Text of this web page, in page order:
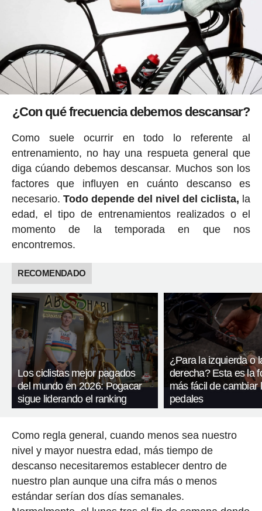
¿Con qué frecuencia debemos descansar?
Como suele ocurrir en todo lo referente al
entrenamiento, no hay una respueta general que
diga cúando debemos descansar. Muchos son los
factores que influyen en cuánto descanso es
necesario. Todo depende del nivel del ciclista, la
edad, el tipo de entrenamientos realizados o el
momento de la temporada en que nos
encontremos.
RECOMENDADO
Los ciclistas mejor pagados
del mundo en 2026: Pogacar
sigue liderando el ranking
¿Para la izquierda o
derecha? Esta es la
más fácil de cambiar
pedales
Como regla general, cuando menos sea nuestro
nivel y mayor nuestra edad, más tiempo de
descanso necesitaremos establecer dentro de
nuestro plan aunque una cifra más o menos
estándar serían dos días semanales.